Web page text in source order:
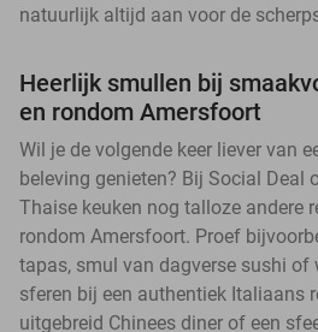
natuurlijk altijd aan voor de
Heerlijk smullen bij
en rondom Amersfoort
Wil je de volgende keer liever van
beleving genieten? Bij Social Deal
Thaise keuken nog talloze andere
rondom Amersfoort. Proef
tapas, smul van dagverse sushi of
sferen bij een authentiek Italiaans
uitgebreid Chinees diner of een